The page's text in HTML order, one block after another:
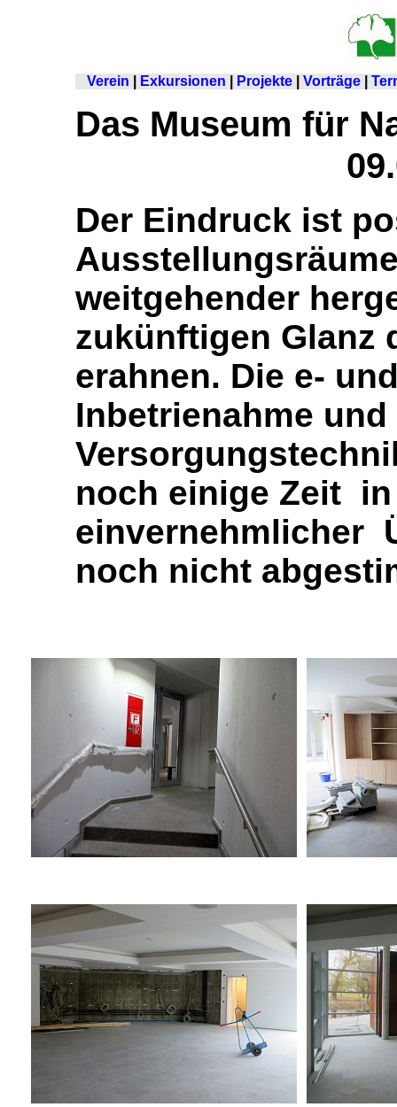
Verein Exkursionen Projekte |Vorträge |
Das Museum für
Der Eindruck ist
weitgehender
zukünftigen Glanz
erahnen. Die e-
Inbetrienahme
noch einige Zeit
einvernehmlicher
noch nicht